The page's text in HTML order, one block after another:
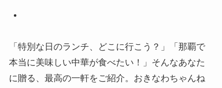
「特別な日のランチ、どこに行こう？」「那覇で
本当に美味しい中華が食べたい！」そんなあなた
に贈る、最高の一軒をご紹介。おきなわちゃんね